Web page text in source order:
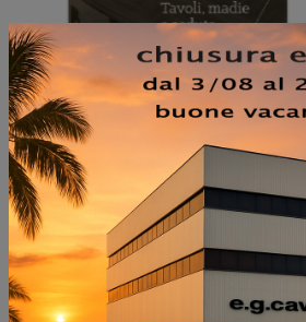
NON PERDERTI ANCHE: